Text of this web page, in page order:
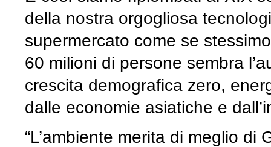
della nostra orgogliosa
supermercato come se
60 milioni di persone sembra
crescita demografica zero,
dalle economie asiatiche e
“L’ambiente merita di meglio